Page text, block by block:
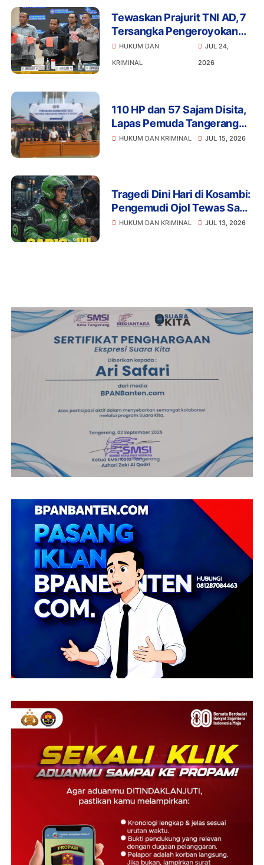
Tewaskan Prajurit TNI AD, 7
Tersangka Pengeroyokan
Terancam Penjara Seumur
Hidup
HUKUM DAN
KRIMINAL
JUL 24,
2026
110 HP dan 57 Sajam Disita,
Lapas Pemuda Tangerang
Perketat Pengawasan
HUKUM DAN KRIMINAL JUL 15, 2026
Tragedi Dini Hari di Kosambi:
Pengemudi Ojol Tewas Saat
Istirahat, Motor dan HP Raib
HUKUM DAN KRIMINAL JUL 13, 2026